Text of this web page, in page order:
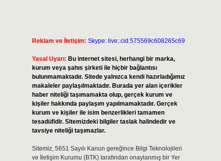
Reklam ve İletişim: Skype: live:.cid.575569c608265c69
Yasal Uyarı: Bu internet sitesi, herhangi bir marka,
kurum veya şahıs şirketi ile hiçbir bağlantısı
bulunmamaktadır. Sitede yalnızca kendi hazırladığımız
makaleler paylaşılmaktadır. Burada yer alan içerikler
haber niteliği taşımamakta olup, gerçek kurum ve
kişiler hakkında paylaşım yapılmamaktadır. Gerçek
kurum ve kişiler ile isim benzerlikleri tamamen
tesadüfidir. Sitemizdeki bilgiler taslak halindedir ve
tavsiye niteliği taşımazlar.
Sitemiz, 5651 Sayılı Kanun gereğince Bilgi Teknolojileri
ve İletişim Kurumu (BTK) tarafından onaylanmış bir Yer